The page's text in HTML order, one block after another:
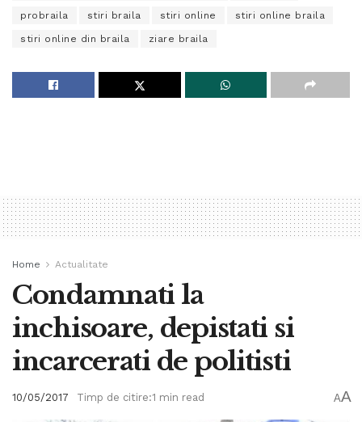
probraila stiri braila stiri online stiri online braila
stiri online din braila ziare braila
Home Actualitate
Condamnati la
inchisoare, depistati si
incarcerati de politisti
10/05/2017 Timp de citire:1 min read AA